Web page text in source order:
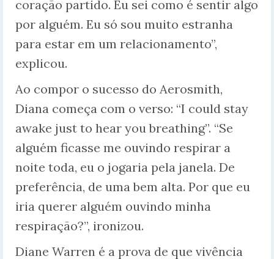
coração partido. Eu sei como é sentir algo
por alguém. Eu só sou muito estranha
para estar em um relacionamento”,
explicou.
Ao compor o sucesso do Aerosmith,
Diana começa com o verso: “I could stay
awake just to hear you breathing”. “Se
alguém ficasse me ouvindo respirar a
noite toda, eu o jogaria pela janela. De
preferência, de uma bem alta. Por que eu
iria querer alguém ouvindo minha
respiração?”, ironizou.
Diane Warren é a prova de que vivência